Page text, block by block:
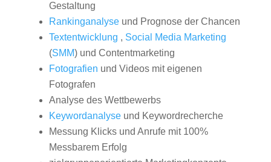
Gestaltung
Rankinganalyseund Prognose der Chancen
Textentwicklung , Social Media Marketing
(SMM) und Contentmarketing
Fotografien und Videos mit eigenen
Fotografen
Analyse des Wettbewerbs
Keywordanalyseund Keywordrecherche
Messung Klicks und Anrufe mit 100%
Messbarem Erfolg